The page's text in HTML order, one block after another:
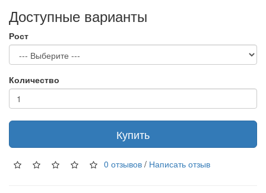
Доступные варианты
Рост
Количество
Купить
0 отзывов / Написать отзыв